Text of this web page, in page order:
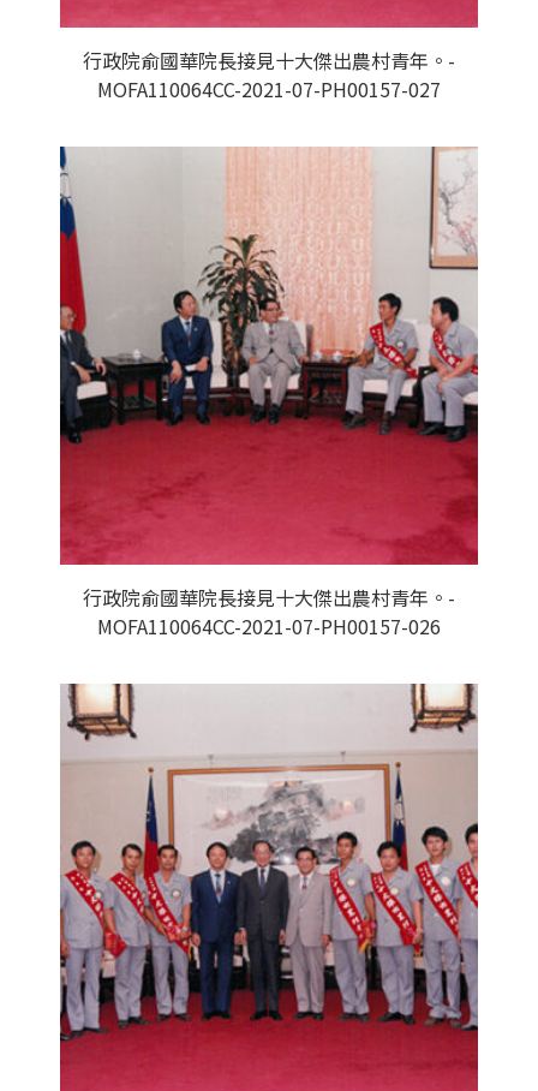
行政院俞國華院長接見十大傑出農村青年。-
MOFA110064CC-2021-07-PH00157-027
行政院俞國華院長接見十大傑出農村青年。-
MOFA110064CC-2021-07-PH00157-026